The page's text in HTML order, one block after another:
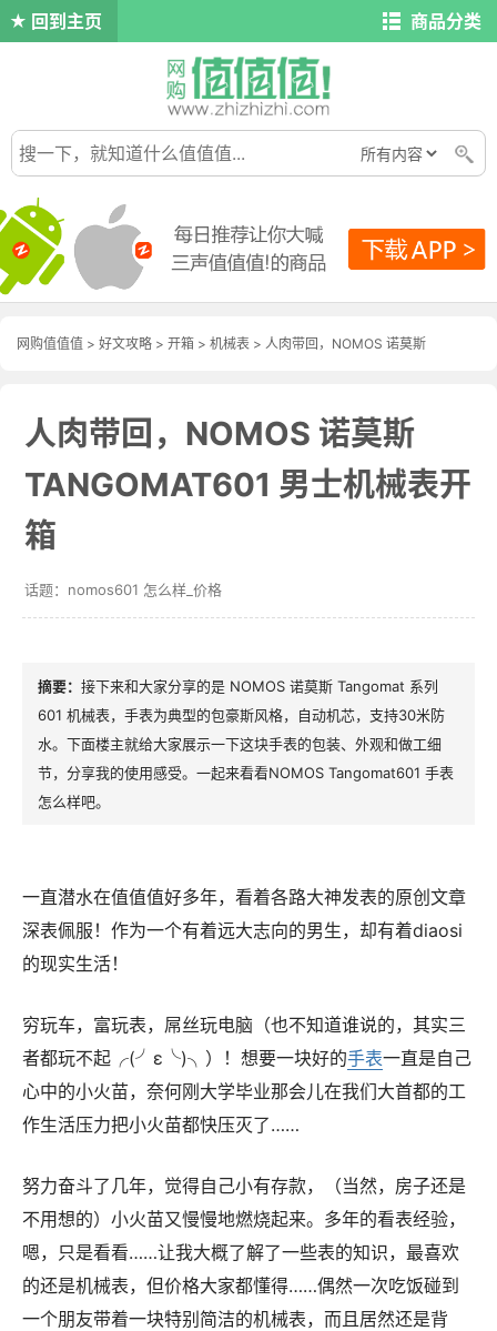
回到主页 商品分类
网购值值值 > 好文攻略 > 开箱 > 机械表 > 人肉带回，NOMOS 诺莫斯
人肉带回，NOMOS 诺莫斯
TANGOMAT601 男士机械表开
箱
nomos601 怎么样_价格
接下来和大家分享的是 NOMOS 诺莫斯 Tangomat 系列
601 机械表，手表为典型的包豪斯风格，自动机芯，支持30米防
水。下面楼主就给大家展示一下这块手表的包装、外观和做工细
节，分享我的使用感受。一起来看看NOMOS Tangomat601 手表
怎么样吧。
一直潜水在值值值好多年，看着各路大神发表的原创文章
深表佩服！作为一个有着远大志向的男生，却有着diaosi
的现实生活！
穷玩车，富玩表，屌丝玩电脑（也不知道谁说的，其实三
者都玩不起╭(╯ε╰)╮）！想要一块好的手表一直是自己
心中的小火苗，奈何刚大学毕业那会儿在我们大首都的工
作生活压力把小火苗都快压灭了……
努力奋斗了几年，觉得自己小有存款，（当然，房子还是
不用想的）小火苗又慢慢地燃烧起来。多年的看表经验，
嗯，只是看看……让我大概了解了一些表的知识，最喜欢
的还是机械表，但价格大家都懂得……偶然一次吃饭碰到
一个朋友带着一块特别简洁的机械表，而且居然还是背